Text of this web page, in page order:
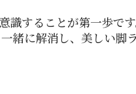
することが第一歩で
緒に解消し、美しい脚